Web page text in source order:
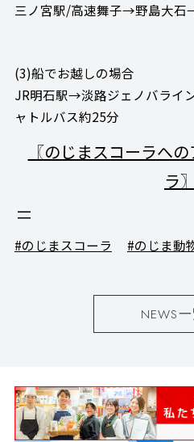
三ノ宮駅/高速舞子→野島大石
(3)船でお越しの場合
JR明石駅→淡路ジェノバライ
ャトルバス約25分
〖のじまスコーラへ
ラ〗
#のじまスコーラ #のじま動
NEWS